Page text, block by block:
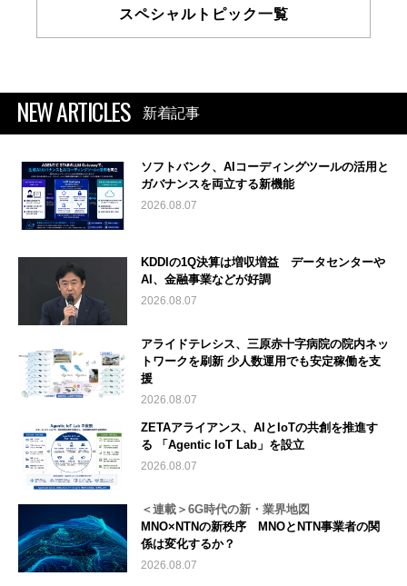
スペシャルトピック一覧
NEW ARTICLES 新着記事
ソフトバンク、AIコーディングツールの活用と
ガバナンスを両立する新機能
2026.08.07
KDDIの1Q決算は増収増益 データセンターや
AI、金融事業などが好調
2026.08.07
アライドテレシス、三原赤十字病院の院内ネッ
トワークを刷新 少人数運用でも安定稼働を支
援
2026.08.07
ZETAアライアンス、AIとIoTの共創を推進す
る 「Agentic IoT Lab」を設立
2026.08.07
＜連載＞6G時代の新・業界地図
MNO×NTNの新秩序 MNOとNTN事業者の関
係は変化するか？
2026.08.07